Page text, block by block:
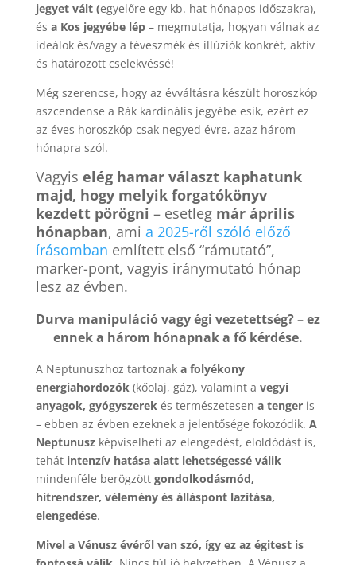
jegyet vált (egyelőre egy kb. hat hónapos időszakra),
és a Kos jegyébe lép– megmutatja, hogyan válnak az
ideálok és/vagy a téveszmék és illúziók konkrét, aktív
és határozott cselekvéssé!
Még szerencse, hogy az évváltásra készült horoszkóp
aszcendense a Rák kardinális jegyébe esik, ezért ez
az éves horoszkóp csak negyed évre, azaz három
hónapra szól.
Vagyis elég hamar választ kaphatunk
majd, hogy melyik forgatókönyv
kezdett pörögni – esetleg már április
hónapban, ami a 2025-ről szóló előző
írásomban említett első “rámutató”,
marker-pont, vagyis iránymutató hónap
lesz az évben.
Durva manipuláció vagy égi vezetettség? – ez
ennek a három hónapnak a fő kérdése.
A Neptunuszhoz tartoznak a folyékony
energiahordozók(kőolaj, gáz), valamint a vegyi
anyagok, gyógyszerekés természetesen a tengeris
– ebben az évben ezeknek a jelentősége fokozódik. A
Neptunuszképviselheti az elengedést, eloldódást is,
tehát intenzív hatása alatt lehetségessé válik
mindenféle berögzött gondolkodásmód,
hitrendszer, vélemény és álláspont lazítása,
elengedése.
Mivel a Vénusz évéről van szó, így ez az égitest is